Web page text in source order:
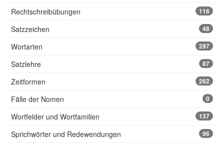
Rechtschreibübungen 116
Satzzeichen 48
Wortarten 297
Satzlehre 87
Zeitformen 262
Fälle der Nomen 0
Wortfelder und Wortfamilien 137
Sprichwörter und Redewendungen 96